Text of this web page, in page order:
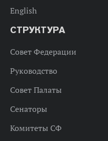
English
СТРУКТУРА
Совет Федерации
Руководство
Совет Палаты
Сенаторы
Комитеты СФ